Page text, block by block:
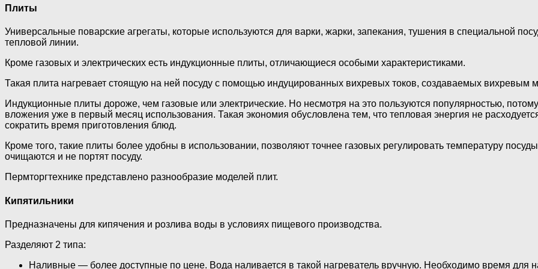
Плиты
Универсальные поварские агрегаты, которые используются для варки, жарки, запекания, тушения в специальной
тепловой линии.
Кроме газовых и электрических есть индукционные плиты, отличающиеся особыми характеристиками.
Такая плита нагревает стоящую на ней посуду с помощью индуцированных вихревых токов, создаваемых вихревым
Индукционные плиты дороже, чем газовые или электрические. Но несмотря на это пользуются популярностью,
вложения уже в первый месяц использования. Такая экономия обусловлена тем, что тепловая энергия не
сократить время приготовления блюд.
Кроме того, такие плиты более удобны в использовании, позволяют точнее газовых регулировать температуру
очищаются и не портят посуду.
Пермторгтехнике представлено разнообразие моделей плит.
Кипятильники
Предназначены для кипячения и розлива воды в условиях пищевого производства.
Разделяют 2 типа:
Наливные — более доступные по цене. Вода наливается в такой нагреватель вручную. Необходимо время для